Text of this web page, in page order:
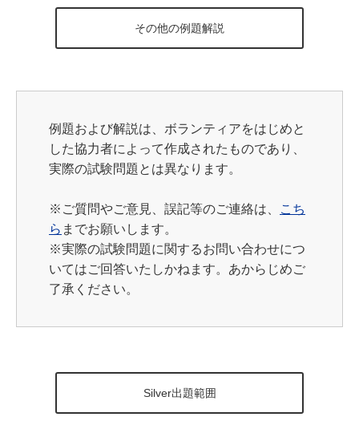
その他の例題解説
例題および解説は、ボランティアをはじめと
した協力者によって作成されたものであり、
実際の試験問題とは異なります。
※ ご質問やご意見、誤記等のご連絡は、
こち
ら までお願いします。
※実際の試験問題に関するお問い合わせにつ
いてはご回答いたしかねます。あからじめご
了承ください。
Silver出題範囲